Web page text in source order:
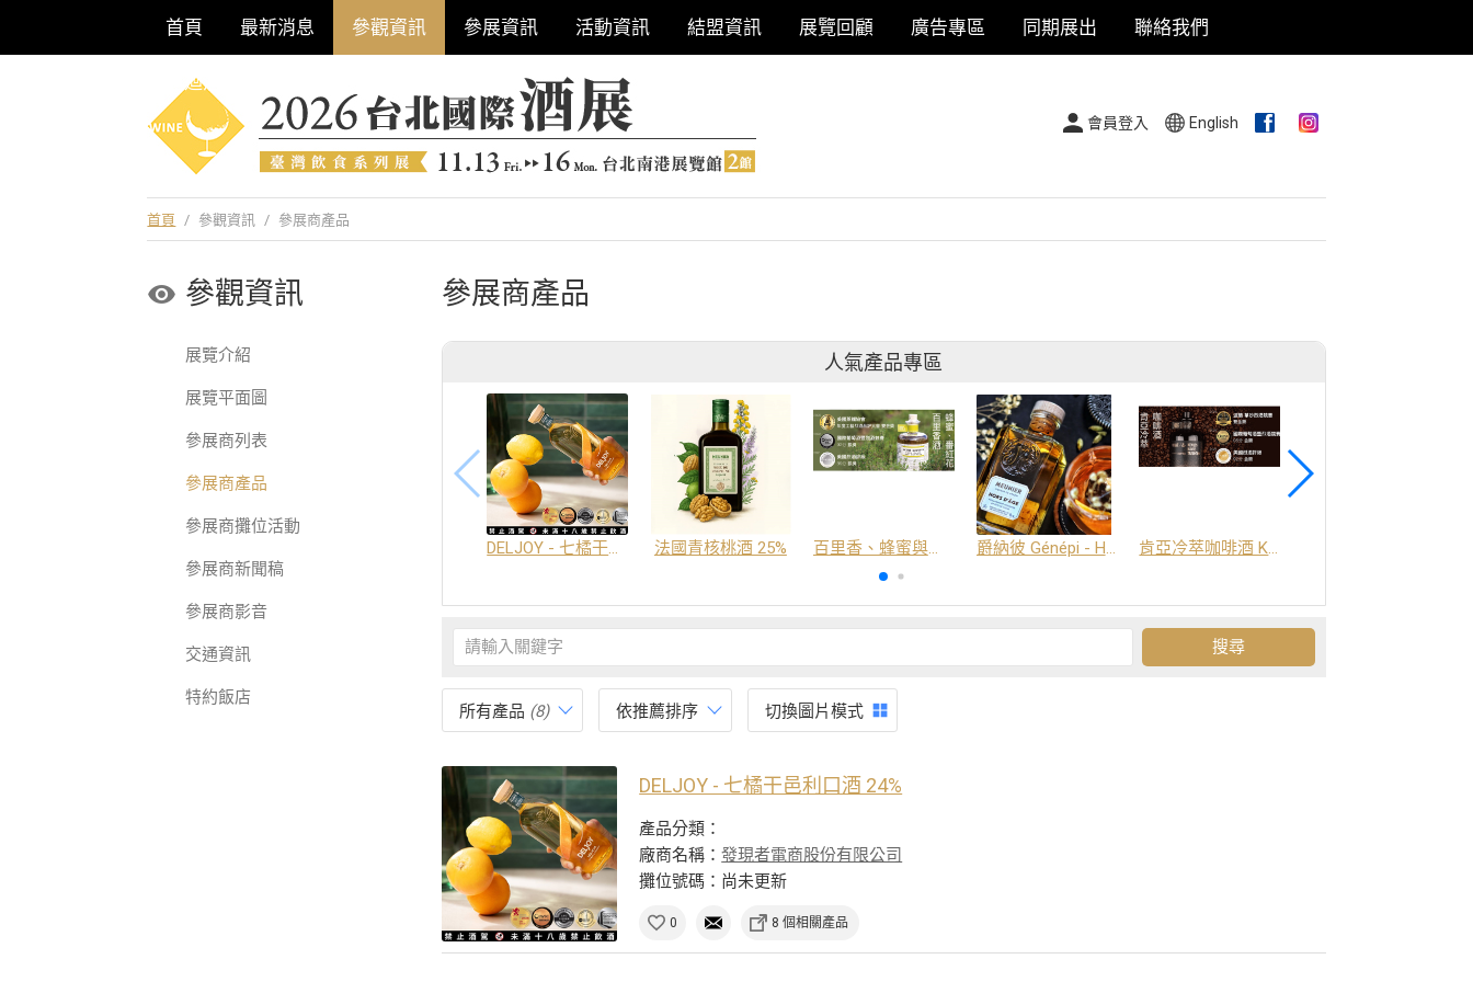
首頁 最新消息 參觀資訊 參展資訊 活動資訊 結盟資訊 展覽回顧 廣告專區 同期展出 聯絡我們
巡迴酒展系列
會員登入 English
首頁 / 參觀資訊 / 參展商產品
參觀資訊
展覽介紹
展覽平面圖
參展商列表
參展商產品
參展商攤位活動
參展商新聞稿
參展商影音
交通資訊
特約飯店
參展商產品
人氣產品專區
DELJOY - 七橘干邑利口酒 24% 法國青核桃酒 25% 百里香、蜂蜜與番紅花酒 爵納彼 Génépi - Hors d'Age (橡木桶陳釀) -阿爾卑斯山草本酒 肯亞冷萃咖啡酒 Kenya Coffee Brew
所有產品 (8) 依推薦排序 切換圖片模式
DELJOY - 七橘干邑利口酒 24%
產品分類：
廠商名稱：發現者電商股份有限公司
攤位號碼：尚未更新
0 8 個相關產品